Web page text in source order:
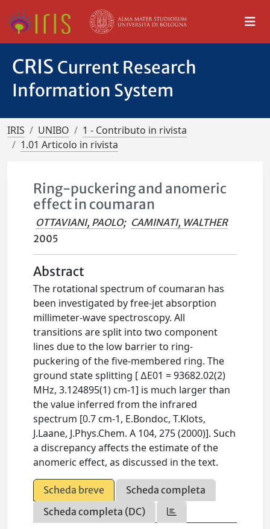
CRIS Current Research
Information System
IRIS UNIBO
1 - Contributo in rivista
1.01 Articolo in rivista
Ring-puckering and anomeric
effect in coumaran
OTTAVIANI, PAOLO; CAMINATI, WALTHER
2005
Abstract
The rotational spectrum of coumaran has
been investigated by free-jet absorption
millimeter-wave spectroscopy. All
transitions are split into two component
lines due to the low barrier to ring-
puckering of the five-membered ring. The
ground state splitting [ ∆E01 = 93682.02(2)
MHz, 3.124895(1) cm-1] is much larger than
the value inferred from the infrared
spectrum [0.7 cm-1, E.Bondoc, T.Klots,
J.Laane, J.Phys.Chem. A 104, 275 (2000)]. Such
a discrepancy affects the estimate of the
anomeric effect, as discussed in the text.
Scheda breve
Scheda completa
Scheda completa (DC)